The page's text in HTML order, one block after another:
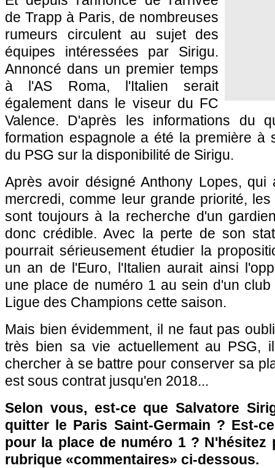
de Trapp à Paris, de nombreuses
rumeurs circulent au sujet des
équipes intéressées par Sirigu.
Annoncé dans un premier temps
à l'AS Roma, l'Italien serait
également dans le viseur du FC
Valence. D'après les informations du
formation espagnole a été la première à
du PSG sur la disponibilité de Sirigu.
Après avoir désigné Anthony Lopes, qui
mercredi, comme leur grande priorité,
sont toujours à la recherche d'un
donc crédible. Avec la perte de son
pourrait sérieusement étudier la
un an de l'Euro, l'Italien aurait ainsi
une place de numéro 1 au sein d'un
Ligue des Champions cette saison.
Mais bien évidemment, il ne faut pas
très bien sa vie actuellement au PSG,
chercher à se battre pour conserver sa
est sous contrat jusqu'en 2018...
Selon vous, est-ce que Salvatore
quitter le Paris Saint-Germain ? Est-
pour la place de numéro 1 ? N'hésitez
rubrique «commentaires» ci-dessous.